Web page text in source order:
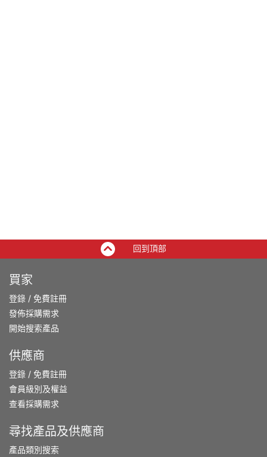
回到頂部
買家
登錄 / 免費註冊
發佈採購需求
開始搜索產品
供應商
登錄 / 免費註冊
會員級別及權益
查看採購需求
尋找產品及供應商
產品類別搜索